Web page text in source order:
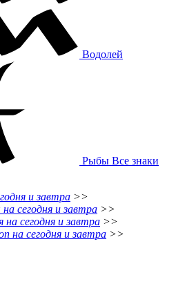
Водолей
Рыбы Все знаки
и завтра >>
сегодня и завтра >>
на сегодня и завтра >>
на сегодня и завтра >>